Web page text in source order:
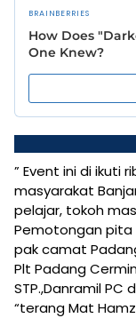
” Event ini di ikuti
masyarakat
pelajar, tokoh
Pemotongan pita
pak camat
Plt Padang
STP.,Danramil PC
“terang Mat